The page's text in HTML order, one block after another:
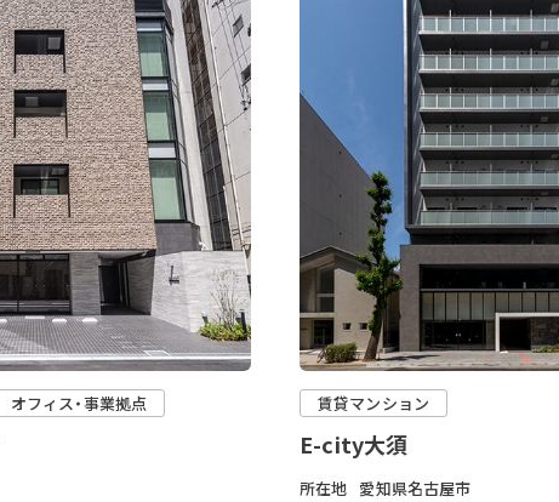
オフィス・事業拠点 賃貸マンション
E-city大須
所在地 愛知県名古屋市